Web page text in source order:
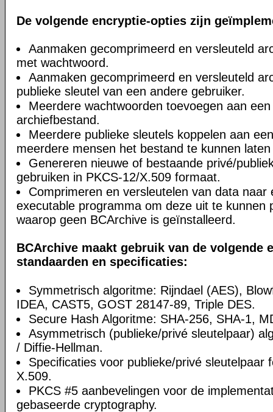
De volgende encryptie-opties zijn
Aanmaken gecomprimeerd en versleuteld
met wachtwoord.
Aanmaken gecomprimeerd en versleuteld
publieke sleutel van een andere gebruiker.
Meerdere wachtwoorden toevoegen aan
archiefbestand.
Meerdere publieke sleutels koppelen aan
meerdere mensen het bestand te kunnen
Genereren nieuwe of bestaande privé/
gebruiken in PKCS-12/X.509 formaat.
Comprimeren en versleutelen van data naar
executable programma om deze uit te kunnen
waarop geen BCArchive is geïnstalleerd.
BCArchive maakt gebruik van de volgende
standaarden en specificaties:
Symmetrisch algoritme: Rijndael (AES),
IDEA, CAST5, GOST 28147-89, Triple DES.
Secure Hash Algoritme: SHA-256, SHA-1,
Asymmetrisch (publieke/privé sleutelpaar)
/ Diffie-Hellman.
Specificaties voor publieke/privé sleutelpaar
X.509.
PKCS #5 aanbevelingen voor de
gebaseerde cryptography.